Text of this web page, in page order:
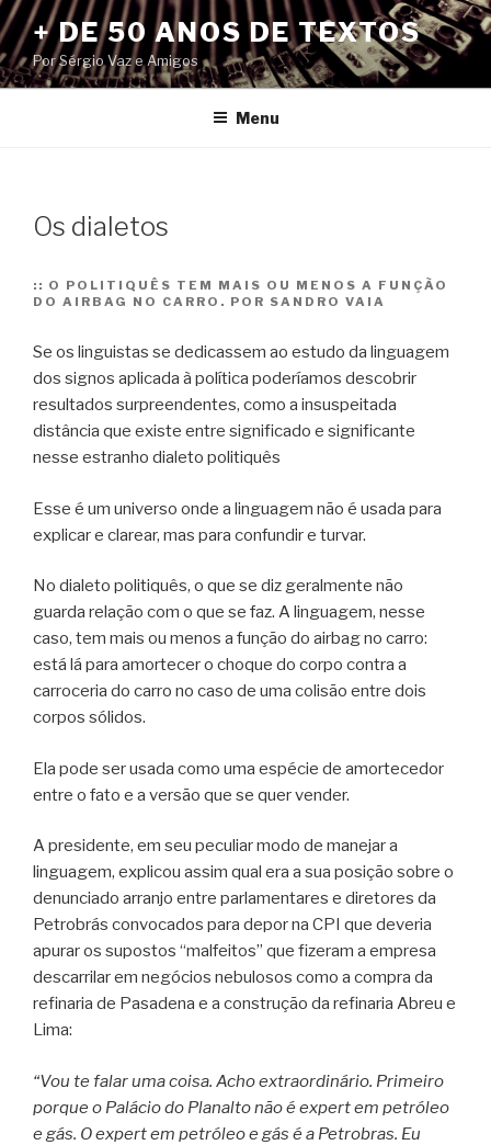
Pular
para
o
conteúdo
+ DE 50 ANOS DE TEXTOS
Por Sérgio Vaz e Amigos
Menu
Os dialetos
:: O POLITIQUÊS TEM MAIS OU MENOS A FUNÇÃO
DO AIRBAG NO CARRO. POR SANDRO VAIA
Se os linguistas se dedicassem ao estudo da linguagem
dos signos aplicada à política poderíamos descobrir
resultados surpreendentes, como a insuspeitada
distância que existe entre significado e significante
nesse estranho dialeto politiquês
Esse é um universo onde a linguagem não é usada para
explicar e clarear, mas para confundir e turvar.
No dialeto politiquês, o que se diz geralmente não
guarda relação com o que se faz. A linguagem, nesse
caso, tem mais ou menos a função do airbag no carro:
está lá para amortecer o choque do corpo contra a
carroceria do carro no caso de uma colisão entre dois
corpos sólidos.
Ela pode ser usada como uma espécie de amortecedor
entre o fato e a versão que se quer vender.
A presidente, em seu peculiar modo de manejar a
linguagem, explicou assim qual era a sua posição sobre o
denunciado arranjo entre parlamentares e diretores da
Petrobrás convocados para depor na CPI que deveria
apurar os supostos “malfeitos” que fizeram a empresa
descarrilar em negócios nebulosos como a compra da
refinaria de Pasadena e a construção da refinaria Abreu e
Lima:
“Vou te falar uma coisa. Acho extraordinário. Primeiro
porque o Palácio do Planalto não é expert em petróleo
e gás. O expert em petróleo e gás é a Petrobras. Eu